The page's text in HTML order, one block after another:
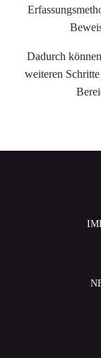
Dadurch
weiteren